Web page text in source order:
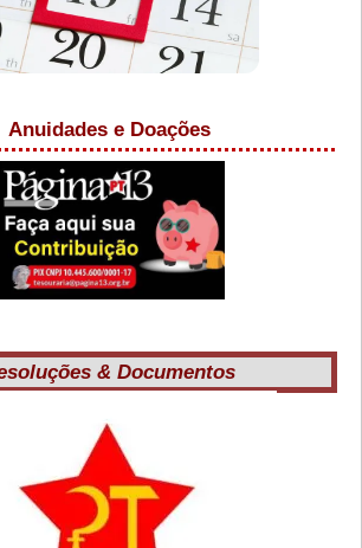
Anuidades e Doações
& Documentos